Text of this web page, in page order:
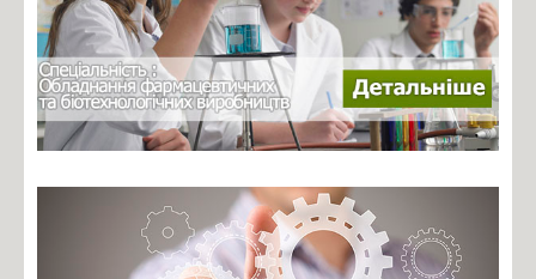
ПРОХОДЖЕННЯ ТА ЗВІТУВАННЯ
БАКАЛАВРСЬКА ПРАКТИКА: РЕКОМЕНДАЦІЇ ДО
ОРГАНІЗАЦІЇ, ПРОХОДЖЕННЯ ТА ЗВІТУВАННЯ
Зустрічі з роботодавцями
Навчальні дисципліни
Каталог вибіркових дисциплін
Навчальні програми дисциплін
Студентські організації